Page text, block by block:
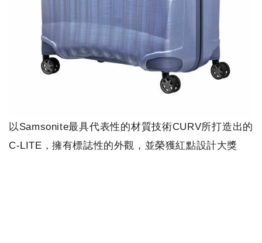
以Samsonite最具代表性的材質技術CURV所打造出的
C-LITE，擁有標誌性的外觀，並榮獲紅點設計大獎